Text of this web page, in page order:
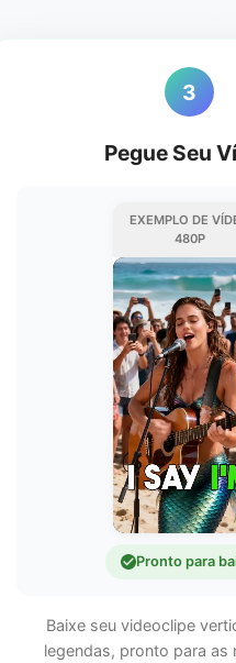
3
Pegue Seu
EXEMPLO DE
480P
Pronto para
Baixe seu videoclipe
legendas, pronto para as